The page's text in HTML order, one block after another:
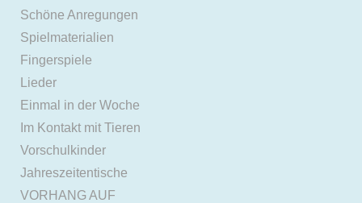
Schöne Anregungen
Spielmaterialien
Fingerspiele
Lieder
Einmal in der Woche
Im Kontakt mit Tieren
Vorschulkinder
Jahreszeitentische
VORHANG AUF